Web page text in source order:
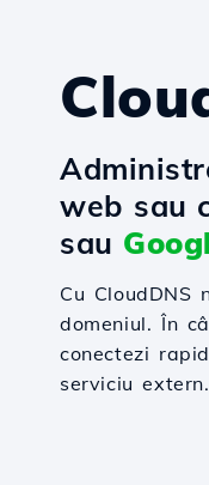
web sau
sau
Cu
domeniul. În
conectezi
serviciu